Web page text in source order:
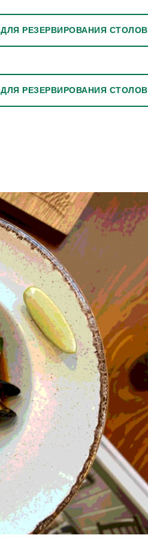
ДЛЯ РЕЗЕРВИРОВАНИЯ СТОЛОВ
ДЛЯ РЕЗЕРВИРОВАНИЯ СТОЛОВ